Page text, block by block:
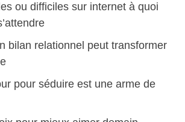
ou difficiles sur internet à quoi
bilan relationnel peut transformer
pour séduire est une arme de